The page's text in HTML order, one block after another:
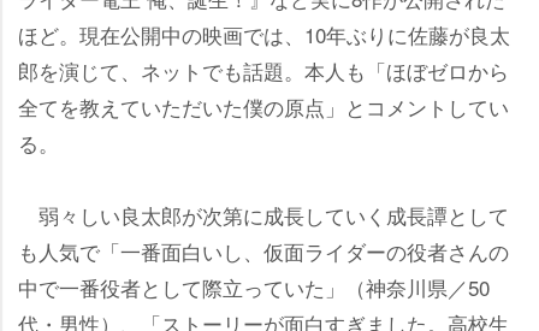
ほど。現在公開中の映画では、10年ぶりに佐藤が良太
郎を演じて、ネットでも話題。本人も「ほぼゼロから
全てを教えていただいた僕の原点」とコメントしてい
る。
弱々しい良太郎が次第に成長していく成長譚として
も人気で「一番面白いし、仮面ライダーの役者さんの
中で一番役者として際立っていた」（神奈川県／50
代・男性）、「ストーリーが面白すぎました。高校生